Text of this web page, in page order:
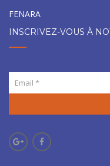
FENARA
INSCRIVEZ-VOUS À